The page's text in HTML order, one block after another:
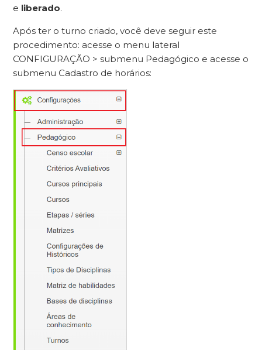
e liberado.
Após ter o turno criado, você deve seguir este
procedimento: acesse o menu lateral
CONFIGURAÇÃO > submenu Pedagógico e acesse o
submenu Cadastro de horários: